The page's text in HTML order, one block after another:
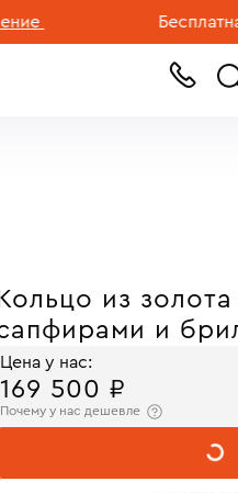
Бесплатная
Кольцо из
и
Цена у нас:
169 500 ₽
Почему у нас дешевле
В